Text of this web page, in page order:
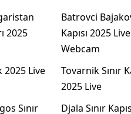
2025
Batrovci
Kapısı 2025 Live
Webcam
2025 Live
Tovarnik Sınır
2025 Live
Sınır Djala Sınır